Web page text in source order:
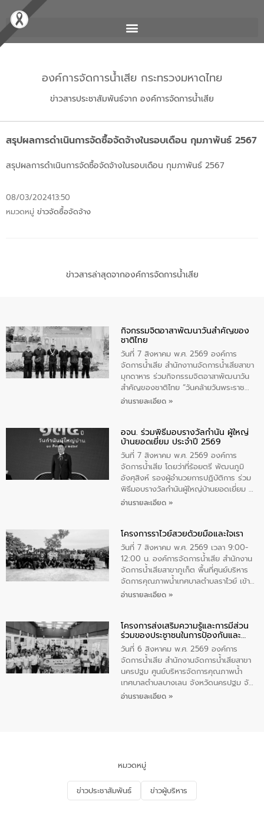
องค์การจัดการน้ำเสีย กระทรวงมหาดไทย
ข่าวสารประชาสัมพันธ์จาก องค์การจัดการน้ำเสีย
สรุปผลการดำเนินการจัดซื้อจัดจ้างในรอบเดือน กุมภาพันธ์ 2567
สรุปผลการดำเนินการจัดซื้อจัดจ้างในรอบเดือน กุมภาพันธ์ 2567
08/03/202413:50
หมวดหมู่ ข่าวจัดซื้อจัดจ้าง
ข่าวสารล่าสุดจากองค์การจัดการน้ำเสีย
กิจกรรมจิตอาสาพัฒนาวันสําคัญของ
ชาติไทย
วันที่ 7 สิงหาคม พ.ศ. 2569 องค์การ
จัดการน้ำเสีย สำนักงาานจัดการน้ำเสียสาขา
มุกดาหาร ร่วมกิจกรรมจิตอาสาพัฒนาวัน
สําคัญของชาติไทย “วันคล้ายวันพระราช
สมภพ สมเด็จพระนางเจ้าสิริกิติ์พระบรม
ทิพย์คำ รองผู้ว่าราชการจังหวัดมุกดาหาร
เป็นประธานในพิธี ณ เรือนจําชั่วคราวนาโสก
ตําบลนาโสก อําเภอเมืองมุกดาหาร จังหวัด
มุกดาหาร โดยในกิจกรรมได้ร่วมปลูกป่า และ
ทําความสะอาดภายในบริเวณ จัดกิจกรรม
เพื่อถวายเป็นพระราชกุศล สมเด็จพระนาง
เจ้าสิริกิติ์พระบรมราชินีนาถ พระบรมราช
อ่านรายละเอียด »
อจน. ร่วมพิธีมอบรางวัลกำนัน ผู้ใหญ่
บ้านยอดเยี่ยม ประจำปี 2569
วันที่ 7 สิงหาคม พ.ศ. 2569 องค์การ
จัดการน้ำเสีย โดยว่าที่ร้อยตรี พัฒนภูมิ
อังศุสิงห์ รองผู้อำนวยการปฏิบัติการ ร่วม
พิธีมอบรางวัลกำนันผู้ใหญ่บ้านยอดเยี่ยม ณ
ทำเนียบรัฐบาล โดยมีนายอนุทิน ชาญวีรกูล
ทองคำและประกาศเกียรติคุณให้แก่ กำนัน
ผู้ใหญ่บ้านยอดเยี่ยม พร้อมกล่าวชื่นชม ให้
โอวาท และมอบนโยบาย
อ่านรายละเอียด »
โครงการราไวย์สวยด้วยมือและใจเรา
วันที่ 7 สิงหาคม พ.ศ. 2569 เวลา 9:00-
12:00 น. องค์การจัดการน้ำเสีย สำนักงาน
จัดการน้ำเสียสาขาภูเก็ต พื้นที่ศูนย์บริหาร
จัดการคุณภาพน้ำเทศบาลตำบลราไวย์ เข้า
ร่วมโครงการราไวย์สวยด้วยมือและใจเรา
ประชาชน ตัวแทนจากโรงแรมต่างๆ ในเขต
เทศบาลตำบลราไวย์ ศูนย์บริหารจัดการ
คุณภาพน้ำเทศบาลตำบลราไวย์ นำโดยนาย
น้อย แก้วเศษ ผู้จัดการสำนักงานจัดการน้ำ
เสียสาขาภูเก็ต พร้อมด้วยเจ้าหน้าที่ จำนวน
5 คน ร่วมทำกิจกรรม ทำความสะอาด
ชายหาดและแหล่งท่องเที่ยว ณ บริเวณ
อ่านรายละเอียด »
โครงการส่งเสริมความรู้และการมีส่วน
ร่วมของประชาชนในการป้องกันและ
แก้ไขปัญหาน้ำเสียอย่างยั่งยืน
วันที่ 6 สิงหาคม พ.ศ. 2569 องค์การ
จัดการน้ำเสีย สำนักงานจัดการน้ำเสียสาขา
นครปฐม ศูนย์บริหารจัดการคุณภาพน้ำ
เทศบาลตำบลบางเลน จังหวัดนครปฐม จัด
กิจกรรมภายใต้โครงการส่งเสริมความรู้และ
จัดการน้ำเสียและสร้างจิตสำนึกในการ
อนุรักษ์สิ่งแวดล้อม ในหัวข้อ “น้ำเสียชุมชน
และการบำบัดน้ำเสียเบื้องต้น” โดยให้ความรู้
เกี่ยวกับสาเหตุและผลกระทบของน้ำเสีย
อ่านรายละเอียด »
หมวดหมู่
ข่าวประชาสัมพันธ์ ข่าวผู้บริหาร